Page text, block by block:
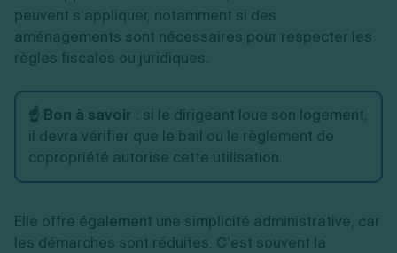
peuvent s’appliquer, notamment si des
aménagements sont nécessaires pour respecter les
règles fiscales ou juridiques.
☝️ Bon à savoir : si le dirigeant loue son logement,
il devra vérifier que le bail ou le règlement de
copropriété autorise cette utilisation.
Elle offre également une simplicité administrative, car
les démarches sont réduites. C’est souvent la